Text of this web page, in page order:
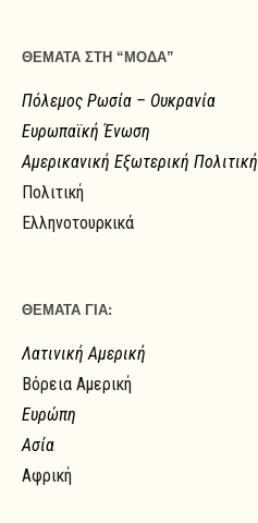
ΘΕΜΑΤΑ ΣΤΗ “ΜΟΔΑ”
Πόλεμος Ρωσία – Ουκρανία
Ευρωπαϊκή Ένωση
Αμερικανική Εξωτερική Πολιτική
Πολιτική
Ελληνοτουρκικά
ΘΕΜΑΤΑ ΓΙΑ:
Λατινική Αμερική
Βόρεια Αμερική
Ευρώπη
Ασία
Αφρική